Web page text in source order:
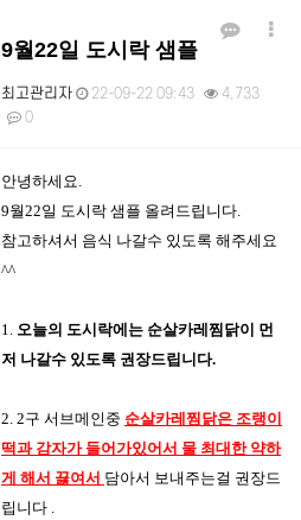
9월22일 도시락 샘플
최고관리자 22-09-22 09:43
4,733
0
본문
안녕하세요.
9월22일 도시락 샘플 올려드립니다.
참고하셔서 음식 나갈수 있도록 해주세요
^^
1. 오늘의 도시락에는 순살카레찜닭이 먼
저 나갈수 있도록 권장드립니다.
2. 2구 서브메인중 순살카레찜닭은 조랭이
떡과 감자가 들어가있어서 물 최대한 약하
게 해서 끓여서 담아서 보내주는걸 권장드
립니다 .